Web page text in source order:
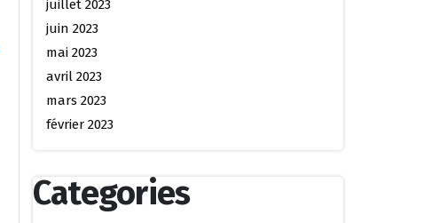
juillet 2023
juin 2023
mai 2023
avril 2023
mars 2023
février 2023
Categories